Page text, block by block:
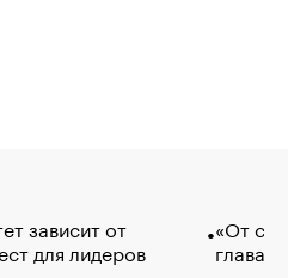
зависит от
для лидеров
«От
глава